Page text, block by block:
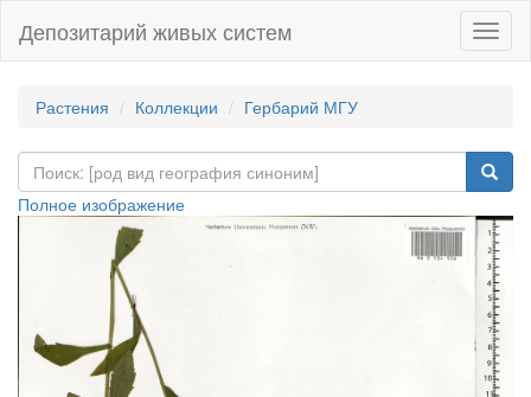
Депозитарий живых систем
Растения Коллекции Гербарий МГУ
Полное изображение